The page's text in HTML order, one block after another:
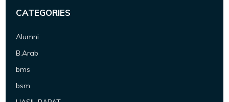
CATEGORIES
Alumni
B.Arab
bms
bsm